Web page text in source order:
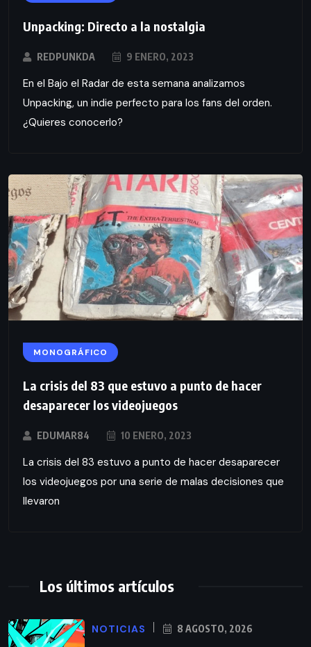
Unpacking: Directo a la nostalgia
REDPUNKDA 9 ENERO, 2023
En el Bajo el Radar de esta semana analizamos
Unpacking, un indie perfecto para los fans del orden.
¿Quieres conocerlo?
MONOGRÁFICO
La crisis del 83 que estuvo a punto de hacer
desaparecer los videojuegos
EDUMAR84 10 ENERO, 2023
La crisis del 83 estuvo a punto de hacer desaparecer
los videojuegos por una serie de malas decisiones que
llevaron
Los últimos artículos
NOTICIAS 8 AGOSTO, 2026